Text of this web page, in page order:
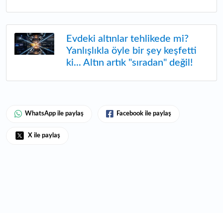
Evdeki altınlar tehlikede mi?
Yanlışlıkla öyle bir şey keşfetti
ki... Altın artık "sıradan" değil!
WhatsApp ile paylaş Facebook ile paylaş
X ile paylaş